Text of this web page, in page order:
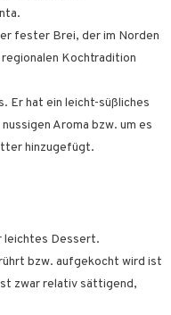
fester Brei, der im Norden
Kochtradition
Er hat ein leicht-süßliches
Aroma bzw. um es
hinzugefügt.
leichtes Dessert.
bzw. aufgekocht wird ist
zwar relativ sättigend,